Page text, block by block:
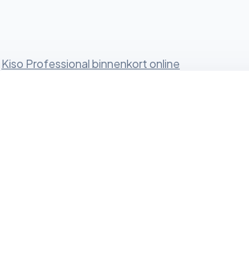
Kiso Professional binnenkort online